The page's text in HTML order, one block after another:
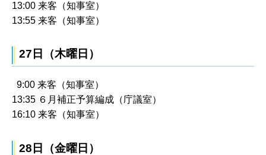
13:00 来客（知事室）
13:55 来客（知事室）
27日（木曜日）
9:00 来客（知事室）
13:35 ６月補正予算編成（庁議室）
16:10 来客（知事室）
28日（金曜日）